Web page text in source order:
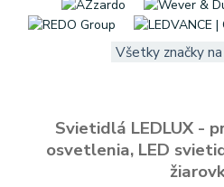
Všetky značky
Svietidlá LEDLUX -
osvetlenia, LED